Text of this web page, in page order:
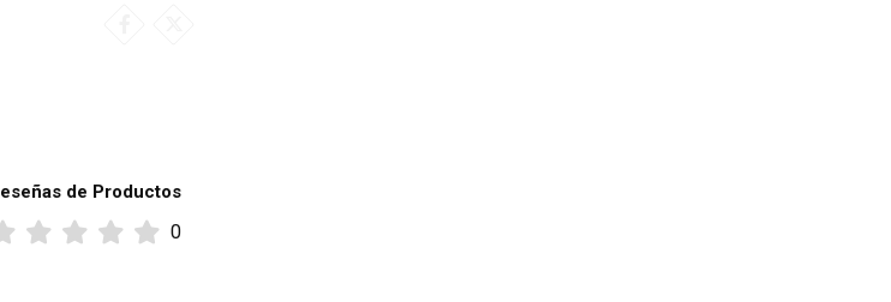
de Productos
0